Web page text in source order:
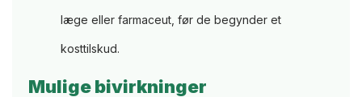
læge eller farmaceut, før de begynder et
kosttilskud.
Mulige bivirkninger